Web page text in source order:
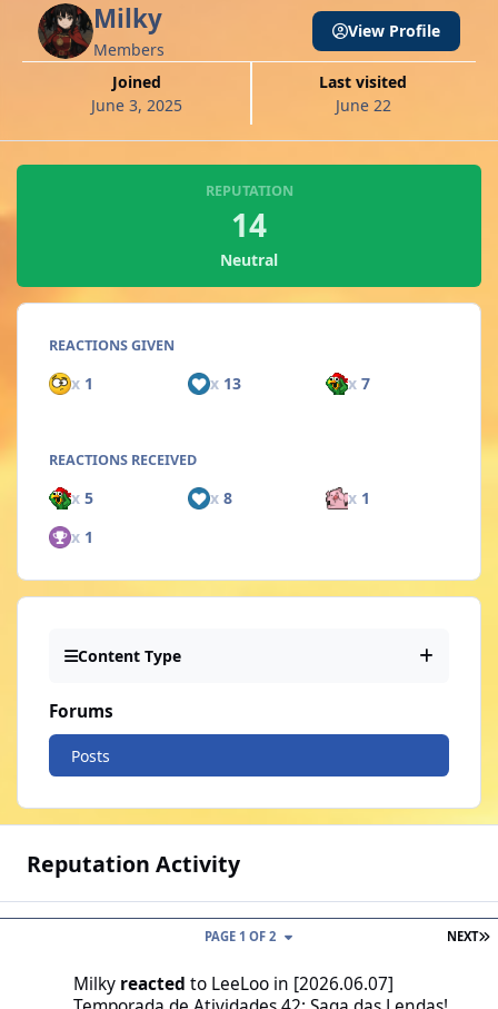
Milky
Members
Joined
June 3, 2025
Last visited
June 22
View Profile
REPUTATION
14
Neutral
REACTIONS GIVEN
x 1 x13 x 7
REACTIONS RECEIVED
x 5 x8 x 1
x 1
Content Type
Forums
Posts
Reputation Activity
NEXT
PAGE 1 OF 2
Milky reacted to LeeLoo in [2026.06.07]